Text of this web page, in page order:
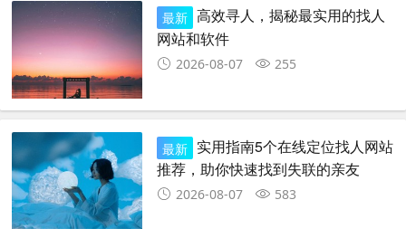
最新 高效寻人，揭秘最实用的找人
网站和软件
2026-08-07 255
最新 实用指南5个在线定位找人网站
推荐，助你快速找到失联的亲友
2026-08-07 583